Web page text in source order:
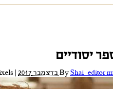
יסודיים
By Shai_editor